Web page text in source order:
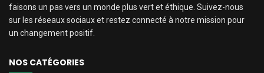
faisons un pas vers un monde plus vert et éthique. Suivez-nous
sur les réseaux sociaux et restez connecté à notre mission pour
un changement positif.
NOS CATÉGORIES